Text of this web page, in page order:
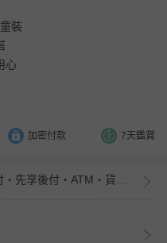
裝
心
加密付款 7天鑑賞